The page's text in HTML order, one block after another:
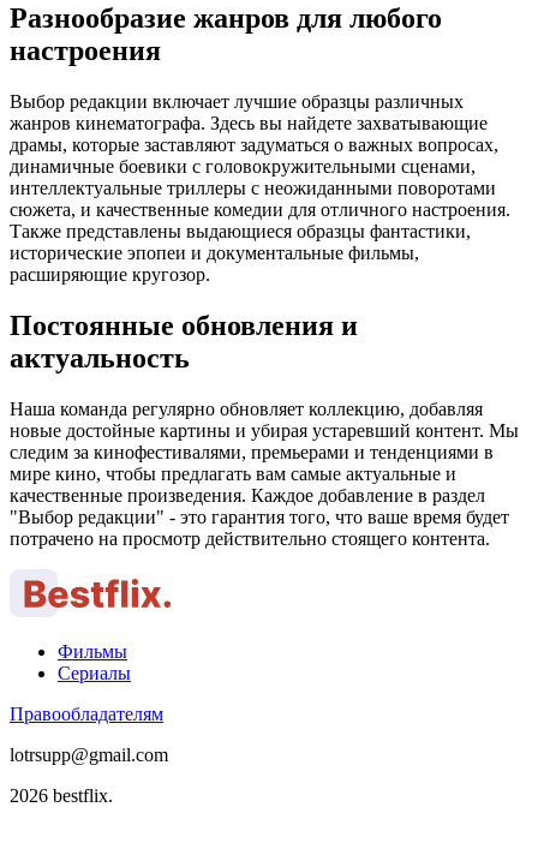
Разнообразие жанров для любого
настроения
Выбор редакции включает лучшие образцы различных
жанров кинематографа. Здесь вы найдете захватывающие
драмы, которые заставляют задуматься о важных вопросах,
динамичные боевики с головокружительными сценами,
интеллектуальные триллеры с неожиданными поворотами
сюжета, и качественные комедии для отличного настроения.
Также представлены выдающиеся образцы фантастики,
исторические эпопеи и документальные фильмы,
расширяющие кругозор.
Постоянные обновления и
актуальность
Наша команда регулярно обновляет коллекцию, добавляя
новые достойные картины и убирая устаревший контент. Мы
следим за кинофестивалями, премьерами и тенденциями в
мире кино, чтобы предлагать вам самые актуальные и
качественные произведения. Каждое добавление в раздел
"Выбор редакции" - это гарантия того, что ваше время будет
потрачено на просмотр действительно стоящего контента.
Фильмы
Сериалы
Правообладателям
lotrsupp@gmail.com
2026 bestflix.